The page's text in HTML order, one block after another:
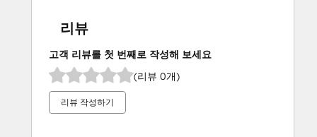
Transform your company's documented
knowledge into an instantly searchable
resource, making every team member
more efficient and informed—all without
leaving HubSpot.
리뷰
고객 리뷰를 첫 번째로 작성해 보세요
(리뷰 0개)
리뷰 작성하기